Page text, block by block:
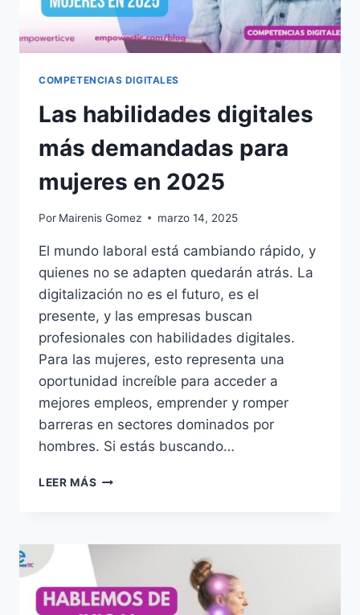
COMPETENCIAS DIGITALES
Las habilidades digitales
más demandadas para
mujeres en 2025
Por Mairenis Gomez marzo 14, 2025
El mundo laboral está cambiando rápido, y
quienes no se adapten quedarán atrás. La
digitalización no es el futuro, es el
presente, y las empresas buscan
profesionales con habilidades digitales.
Para las mujeres, esto representa una
oportunidad increíble para acceder a
mejores empleos, emprender y romper
barreras en sectores dominados por
hombres. Si estás buscando…
LEER MÁS